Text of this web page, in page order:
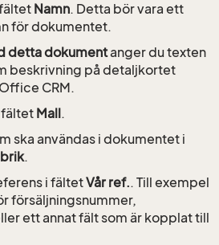
Namn. Detta bör vara ett
för dokumentet.
detta dokumentanger du texten
beskrivning på detaljkortet
CRM.
fältet Mall.
ska användas i dokumentet i
.
i fältetVår ref.. Till exempel
försäljningsnummer,
ett annat fält som är kopplat till